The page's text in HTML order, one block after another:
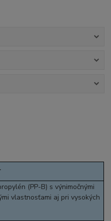
(PP-B) s výnimočnými
vlastnosťami aj pri vysokých